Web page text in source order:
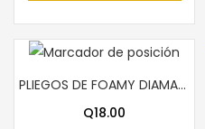
PLIEGOS DE FOAMY DIAMANTINA VERDE
Q18.00